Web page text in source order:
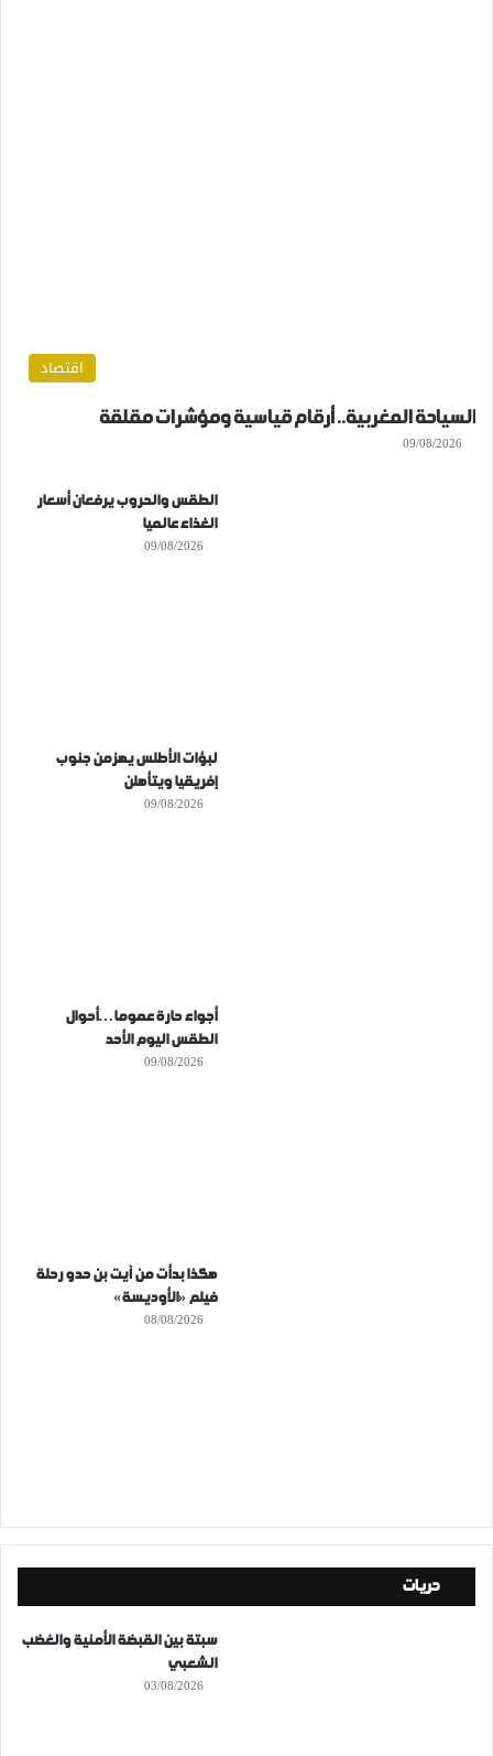
اقتصاد
السياحة المغربية.. أرقام قياسية ومؤشرات مقلقة
09/08/2026
الطقس والحروب يرفعان أسعار
الغذاء عالميا
09/08/2026
لبؤات الأطلس يهزمن جنوب
إفريقيا ويتأهلن
09/08/2026
أجواء حارة عموما…أحوال
الطقس اليوم الأحد
09/08/2026
هكذا بدأت من آيت بن حدو رحلة
فيلم «الأوديسة»
08/08/2026
حريات
سبتة بين القبضة الأمنية والغضب
الشعبي
03/08/2026